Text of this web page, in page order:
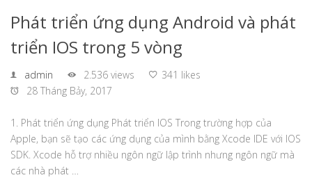
Phát triển ứng dụng Android và phát
triển IOS trong 5 vòng
admin 2.536 views
341 likes
28 Tháng Bảy, 2017
1. Phát triển ứng dụng Phát triển IOS Trong trường hợp của
Apple, bạn sẽ tạo các ứng dụng của mình bằng Xcode IDE với IOS
SDK. Xcode hỗ trợ nhiều ngôn ngữ lập trình nhưng ngôn ngữ mà
các nhà phát …